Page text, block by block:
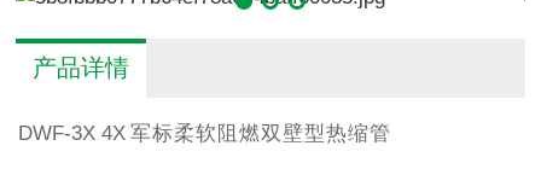
产品详情
DWF-3X 4X 军标柔软阻燃双壁型热缩管